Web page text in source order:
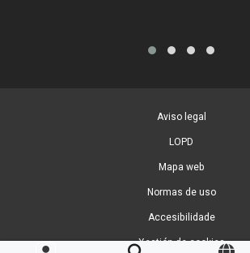
Aviso legal
LOPD
Mapa web
Normas de uso
Accesibilidade
Xestión de cookies